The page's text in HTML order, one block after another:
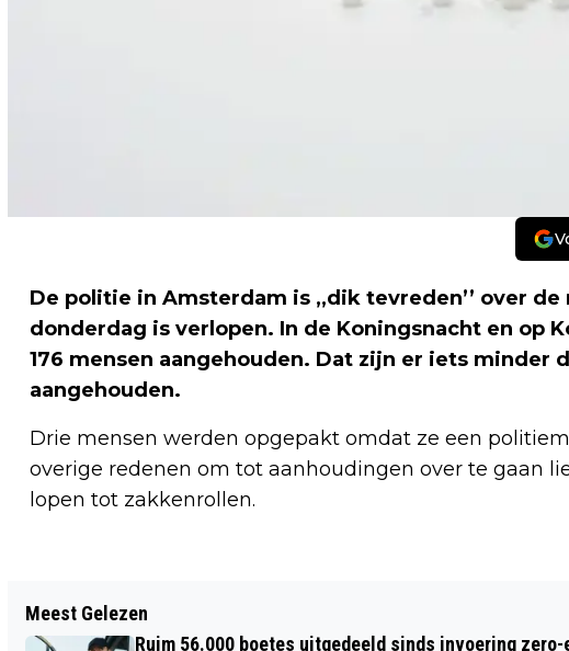
De politie in Amsterdam is ,,dik tevreden’’ over
donderdag is verlopen. In de Koningsnacht en op
176 mensen aangehouden. Dat zijn er iets minder
aangehouden.
Drie mensen werden opgepakt omdat ze een
overige redenen om tot aanhoudingen over te gaan
lopen tot zakkenrollen.
AMSTERDAM ARENA WORDT
Meest Gelezen
Ruim 56.000 boetes uitgedeeld sinds invoering